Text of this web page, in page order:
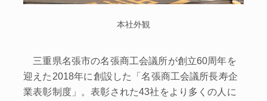
本社外観
三重県名張市の名張商工会議所が創立60周年を
迎えた2018年に創設した「名張商工会議所長寿企
業表彰制度」。表彰された43社をより多くの人に